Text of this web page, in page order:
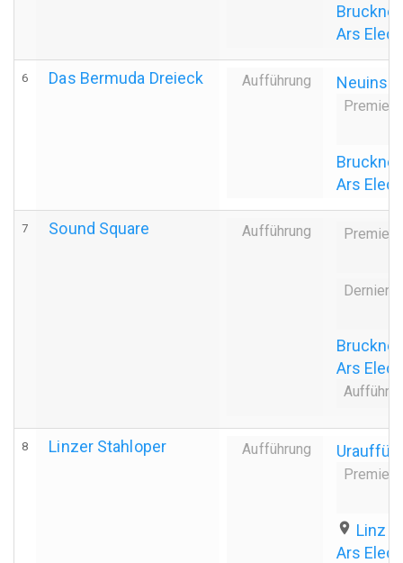
Ars
6 Das Bermuda Dreieck Aufführung
Premiere
Ars
7 Sound Square Aufführung Premiere
Derniere
Ars
8 Linzer Stahloper Aufführung
Premiere
place Linz
Ars